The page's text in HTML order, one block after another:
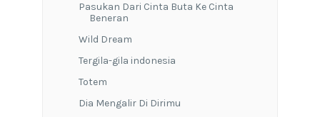
Pasukan Dari Cinta Buta Ke Cinta
Beneran
Wild Dream
Tergila-gila indonesia
Totem
Dia Mengalir Di Dirimu